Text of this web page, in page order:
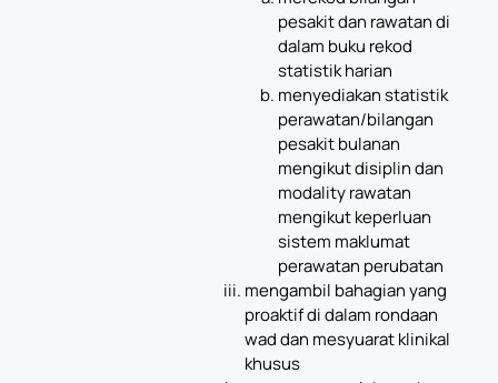
pesakit dan rawatan di
dalam buku rekod
statistik harian
menyediakan statistik
perawatan/bilangan
pesakit bulanan
mengikut disiplin dan
modality rawatan
mengikut keperluan
sistem maklumat
perawatan perubatan
mengambil bahagian yang
proaktif di dalam rondaan
wad dan mesyuarat klinikal
khusus